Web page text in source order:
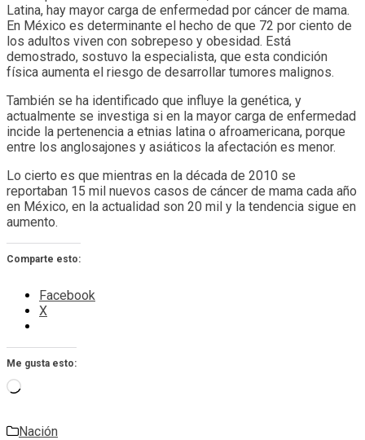
Latina, hay mayor carga de enfermedad por cáncer de mama.
En México es determinante el hecho de que 72 por ciento de
los adultos viven con sobrepeso y obesidad. Está
demostrado, sostuvo la especialista, que esta condición
física aumenta el riesgo de desarrollar tumores malignos.
También se ha identificado que influye la genética, y
actualmente se investiga si en la mayor carga de enfermedad
incide la pertenencia a etnias latina o afroamericana, porque
entre los anglosajones y asiáticos la afectación es menor.
Lo cierto es que mientras en la década de 2010 se
reportaban 15 mil nuevos casos de cáncer de mama cada año
en México, en la actualidad son 20 mil y la tendencia sigue en
aumento.
Comparte esto:
Facebook
X
Me gusta esto:
Cargando...
Nación